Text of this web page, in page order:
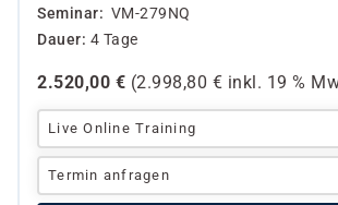
Seminar
VM-279NQ
Dauer 4 Tage
2.520,00 € (2.998,80 € inkl. 19 %
Live Online Training
Termin anfragen